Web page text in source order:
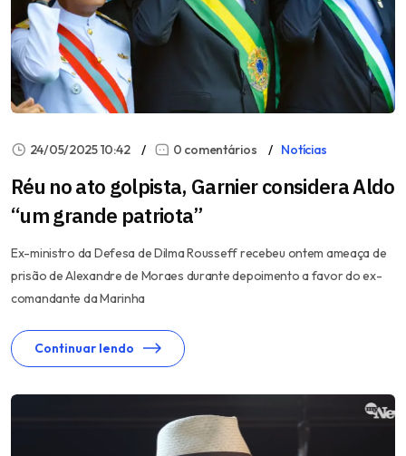
24/05/2025 10:42 0 comentários Notícias
Réu no ato golpista, Garnier considera Aldo
“um grande patriota”
Ex-ministro da Defesa de Dilma Rousseff recebeu ontem ameaça de
prisão de Alexandre de Moraes durante depoimento a favor do ex-
comandante da Marinha
Continuar lendo